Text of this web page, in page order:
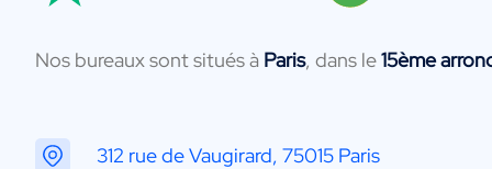
Nos bureaux sont situés à Paris, dans le15ème
312 rue de Vaugirard, 75015 Paris